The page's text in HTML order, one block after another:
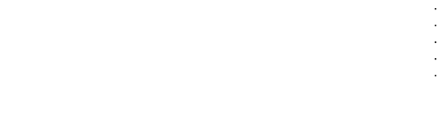
・
・
・
・
・